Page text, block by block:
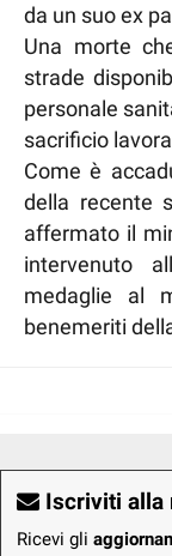
da un suo ex
Una morte
strade
personale
sacrificio
Come è
della recente
affermato il
intervenuto
medaglie al
benemeriti
Iscriviti alla
Ricevi gli